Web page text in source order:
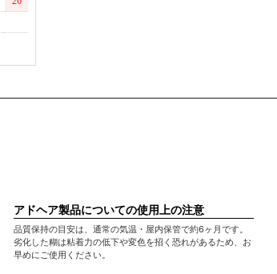
アドヘア製品についての使用上の注意
品質保持の目安は、通常の気温・屋内保管で約6ヶ月です。
劣化した糊は粘着力の低下や変色を招く恐れがあるため、お
早めにご使用ください。